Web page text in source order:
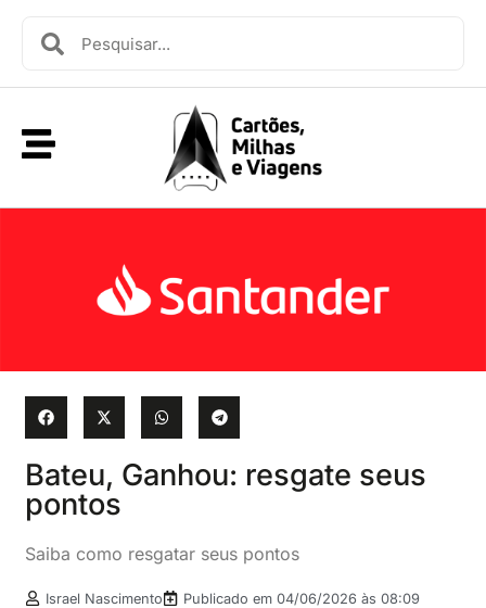
Bateu, Ganhou: resgate seus
pontos
Saiba como resgatar seus pontos
Israel Nascimento Publicado em04/06/2026 às 08:09